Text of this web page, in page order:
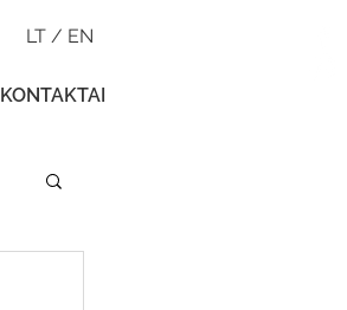
LT / EN
KONTAKTAI